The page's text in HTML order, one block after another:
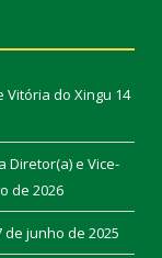
Vitória do Xingu 14
Diretor(a) e Vice-
de 2026
de junho de 2025